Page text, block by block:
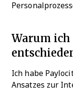
Warum
Ich habe
Ansatzes zur